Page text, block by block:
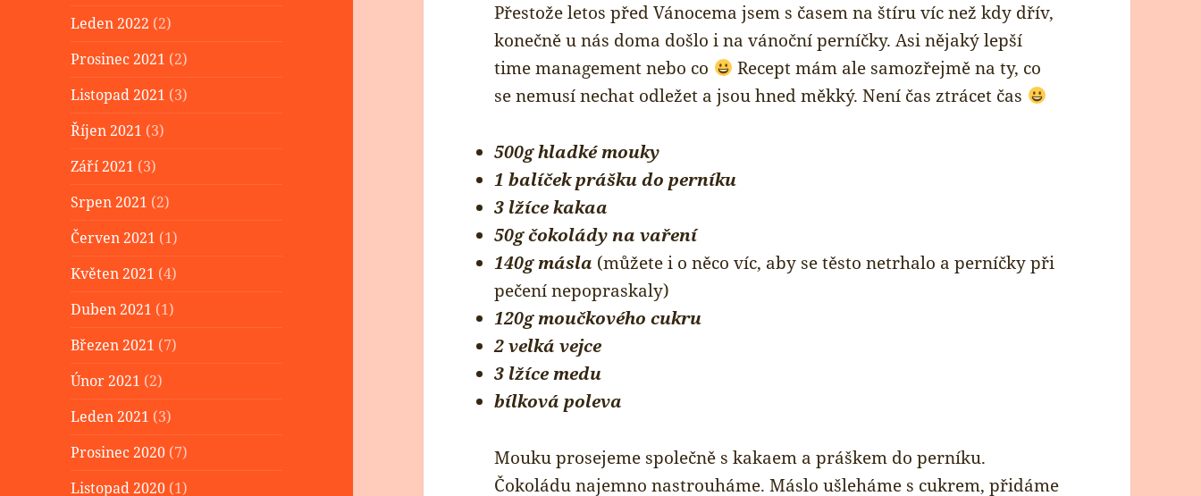
Leden 2022 (2)
Prosinec 2021 (2)
Listopad 2021 (3)
Říjen 2021 (3)
Září 2021 (3)
Srpen 2021 (2)
Červen 2021 (1)
Květen 2021 (4)
Duben 2021 (1)
Březen 2021 (7)
Únor 2021 (2)
Leden 2021 (3)
Prosinec 2020 (7)
Listopad 2020 (1)
Přestože letos před Vánocema jsem s časem na štíru víc než kdy dřív,
konečně u nás doma došlo i na vánoční perníčky. Asi nějaký lepší
time management nebo co
Recept mám ale samozřejmě na ty, co
se nemusí nechat odležet a jsou hned měkký. Není čas ztrácet čas
500g hladké mouky
1 balíček prášku do perníku
3 lžíce kakaa
50g čokolády na vaření
140g másla (můžete i o něco víc, aby se těsto netrhalo a perníčky při
pečení nepopraskaly)
120g moučkového cukru
2 velká vejce
3 lžíce medu
bílková poleva
Mouku prosejeme společně s kakaem a práškem do perníku.
Čokoládu najemno nastrouháme. Máslo ušleháme s cukrem, přidáme